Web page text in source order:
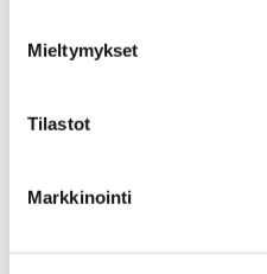
Mieltymykset
Tilastot
Markkinointi
Immigration help-desk
Living in Pori